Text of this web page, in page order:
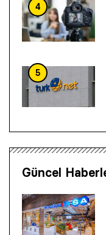
4
5
Güncel